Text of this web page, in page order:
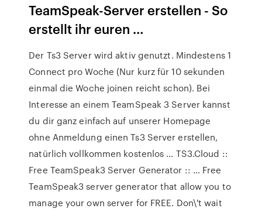
TeamSpeak-Server erstellen - So
erstellt ihr euren …
Der Ts3 Server wird aktiv genutzt. Mindestens 1
Connect pro Woche (Nur kurz für 10 sekunden
einmal die Woche joinen reicht schon). Bei
Interesse an einem TeamSpeak 3 Server kannst
du dir ganz einfach auf unserer Homepage
ohne Anmeldung einen Ts3 Server erstellen,
natürlich vollkommen kostenlos … TS3.Cloud ::
Free TeamSpeak3 Server Generator :: … Free
TeamSpeak3 server generator that allow you to
manage your own server for FREE. Don\'t wait